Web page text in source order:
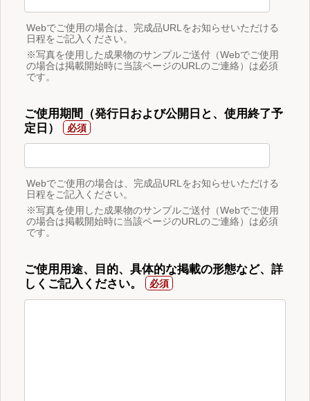
Webでご使用の場合は、完成品URLをお知らせいただける
日程をご記入ください。
※写真を使用した成果物のサンプルご送付（Webでご使用
の場合は掲載開始時に当該ページのURLのご連絡）は必須
です。
ご使用期間（発行日および公開日と、使用終了予
定日）
Webでご使用の場合は、完成品URLをお知らせいただける
日程をご記入ください。
※写真を使用した成果物のサンプルご送付（Webでご使用
の場合は掲載開始時に当該ページのURLのご連絡）は必須
です。
ご使用用途、目的、具体的な掲載の形態など、詳
しくご記入ください。